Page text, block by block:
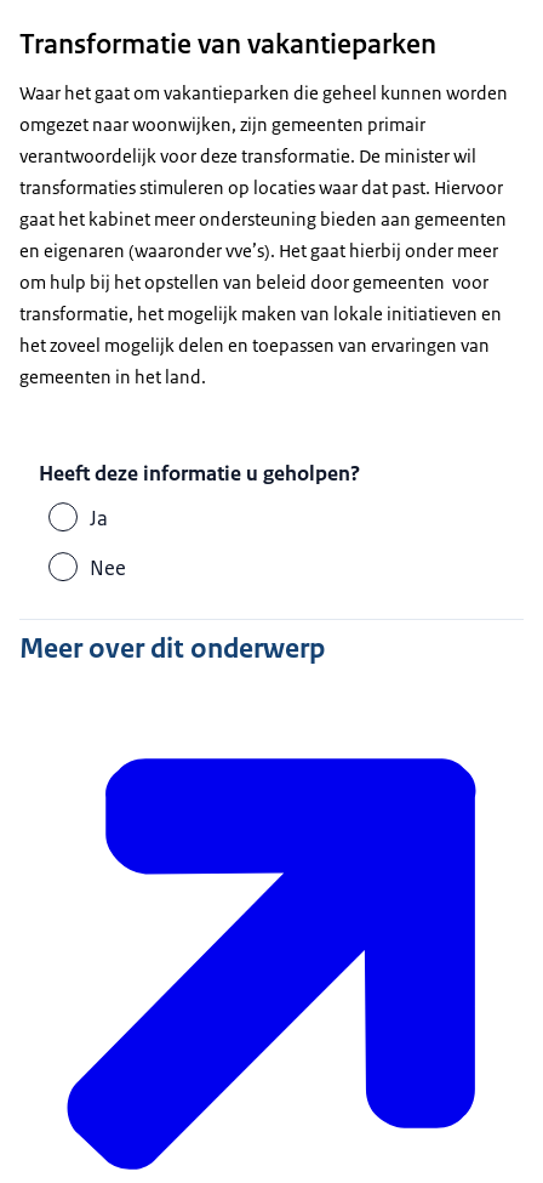
Transformatie van vakantieparken
Waar het gaat om vakantieparken die geheel kunnen worden
omgezet naar woonwijken, zijn gemeenten primair
verantwoordelijk voor deze transformatie. De minister wil
transformaties stimuleren op locaties waar dat past. Hiervoor
gaat het kabinet meer ondersteuning bieden aan gemeenten
en eigenaren (waaronder vve’s). Het gaat hierbij onder meer
om hulp bij het opstellen van beleid door gemeenten voor
transformatie, het mogelijk maken van lokale initiatieven en
het zoveel mogelijk delen en toepassen van ervaringen van
gemeenten in het land.
Heeft deze informatie u geholpen?
Ja
Nee
Meer over dit onderwerp